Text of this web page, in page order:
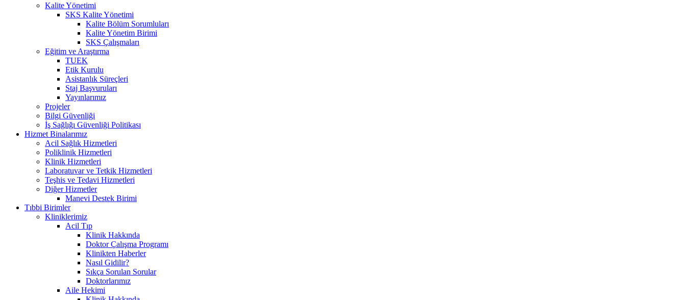
Kalite Yönetimi
SKS Kalite Yönetimi
Kalite Bölüm Sorumluları
Kalite Yönetim Birimi
SKS Çalışmaları
Eğitim ve Araştırma
TUEK
Etik Kurulu
Asistanlık Süreçleri
Staj Başvuruları
Yayınlarımız
Projeler
Bilgi Güvenliği
İş Sağlığı Güvenliği Politikası
Hizmet Binalarımız
Acil Sağlık Hizmetleri
Poliklinik Hizmetleri
Klinik Hizmetleri
Laboratuvar ve Tetkik Hizmetleri
Teşhis ve Tedavi Hizmetleri
Diğer Hizmetler
Manevi Destek Birimi
Tıbbi Birimler
Kliniklerimiz
Acil Tıp
Klinik Hakkında
Doktor Çalışma Programı
Klinikten Haberler
Nasıl Gidilir?
Sıkça Sorulan Sorular
Doktorlarımız
Aile Hekimi